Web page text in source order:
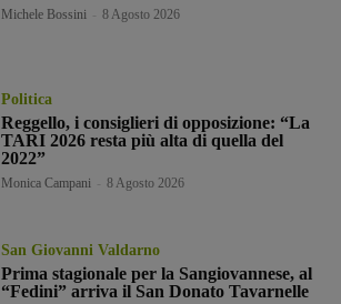
Michele Bossini 8 Agosto 2026
Politica
Reggello, i consiglieri di opposizione: “La
TARI 2026 resta più alta di quella del
2022”
Monica Campani 8 Agosto 2026
San Giovanni Valdarno
Prima stagionale per la Sangiovannese, al
“Fedini” arriva il San Donato Tavarnelle